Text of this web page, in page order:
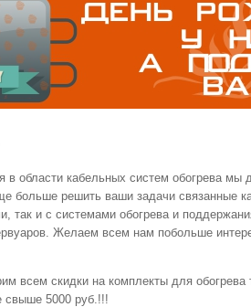
области кабельных систем обогрева мы
больше решить ваши задачи связанные
так и с системами обогрева и
Желаем всем нам побольше
всем скидки на комплекты для обогрева
свыше 5000 руб.!!!